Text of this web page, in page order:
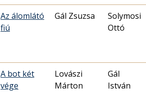
Az álomlátó
fiú
Gál Zsuzsa
Solymosi
Ottó
A bot két
vége
Lovászi
Márton
Gál
István